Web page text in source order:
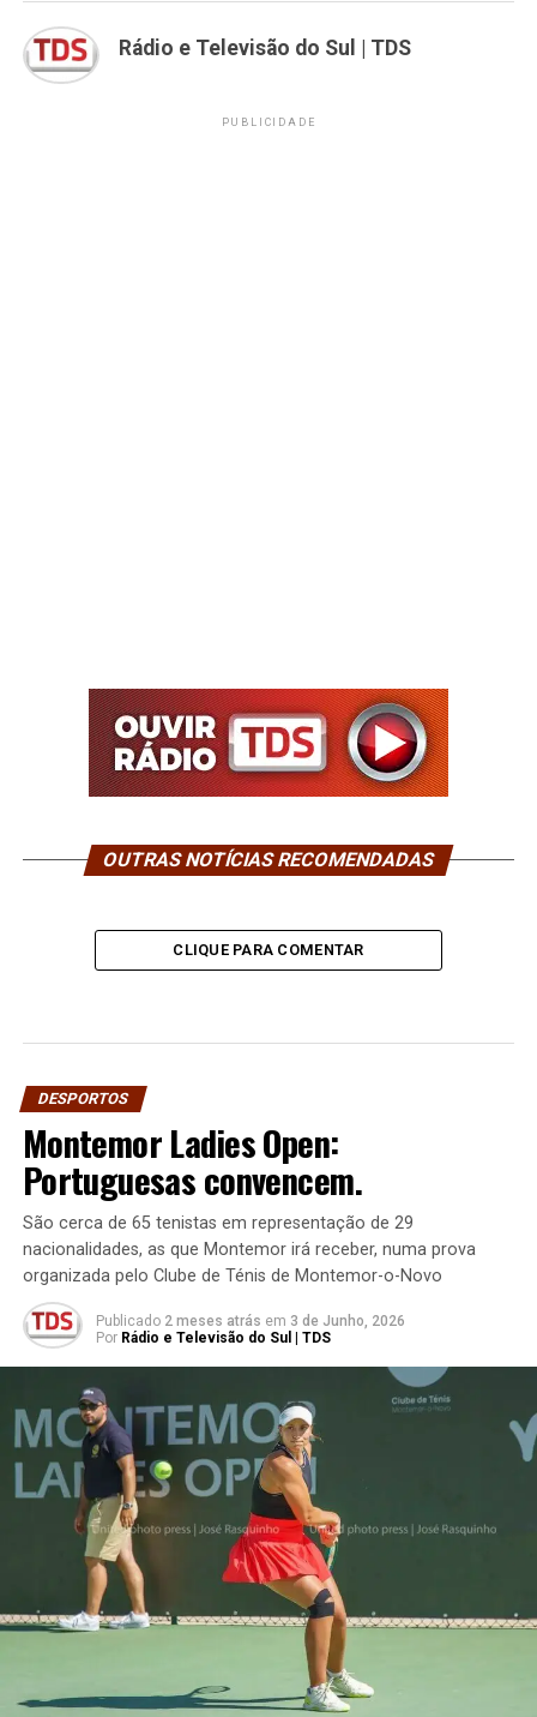
Rádio e Televisão do Sul | TDS
PUBLICIDADE
OUTRAS NOTÍCIAS RECOMENDADAS
CLIQUE PARA COMENTAR
DESPORTOS
Montemor Ladies Open:
Portuguesas convencem.
São cerca de 65 tenistas em representação de 29
nacionalidades, as que Montemor irá receber, numa prova
organizada pelo Clube de Ténis de Montemor-o-Novo
Publicado 2 meses atrás em 3 de Junho, 2026
Por Rádio e Televisão do Sul | TDS